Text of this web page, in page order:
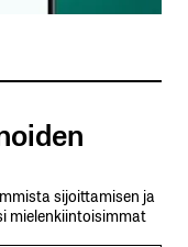
sijoittamisen ja
mielenkiintoisimmat